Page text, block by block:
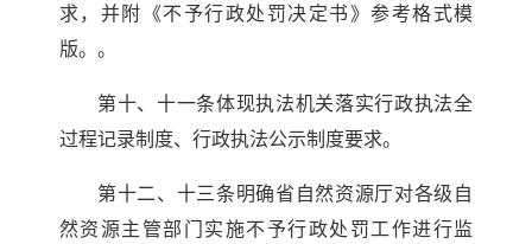
求，并附《不予行政处罚决定书》参考格式模
版。。
第十、十一条体现执法机关落实行政执法全
过程记录制度、行政执法公示制度要求。
第十二、十三条明确省自然资源厅对各级自
然资源主管部门实施不予行政处罚工作进行监